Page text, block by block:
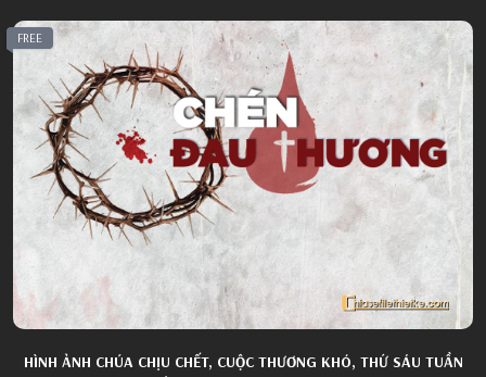
FREE
HÌNH ẢNH CHÚA CHỊU CHẾT, CUỘC THƯƠNG KHÓ, THỨ SÁU TUẦN